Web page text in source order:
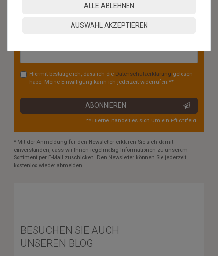
Hiermit bestätige ich, dass ich die Daten­schutz­erklärung gelesen
habe. Meine Einwilligung kann ich jederzeit widerrufen.**
ABONNIEREN
** Hierbei handelt es sich um ein Pflichtfeld.
* Mit der Anmeldung für den Newsletter erklären Sie sich damit
einverstanden, dass wir Ihnen regelmäßig Informationen zu unserem
Sortiment per E-Mail zuschicken. Den Newsletter können Sie jederzeit
kostenlos wieder abmelden.
BESUCHEN SIE AUCH
UNSEREN BLOG
ALLE ABLEHNEN
AUSWAHL AKZEPTIEREN